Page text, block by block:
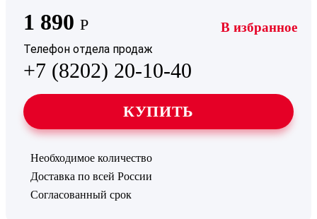
В избранное
1 890 Р
Телефон отдела продаж
+7 (8202) 20-10-40
КУПИТЬ
Необходимое количество
Доставка по всей России
Согласованный срок